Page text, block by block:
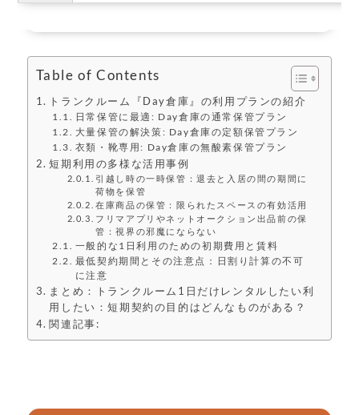
Table of Contents
トランクルーム『Day倉庫』の利用プランの紹介
日常保管に最適: Day倉庫の通常保管プラン
大量保管の解決策: Day倉庫の定額保管プラン
衣類・靴専用: Day倉庫の無酸素保管プラン
短期利用の多様な活用事例
引越し時の一時保管：退去と入居の間の期間に
荷物を保管
在庫商品の保管：限られたスペースの有効活用
フリマアプリやネットオークション出品前の保
管：視界の邪魔にならない
一般的な1日利用のための初期費用と賃料
最低契約期間とその注意点：日割り計算の不可
に注意
まとめ：トランクルーム1日だけレンタルしたい利
用したい：短期契約の目的はどんなものがある？
関連記事: